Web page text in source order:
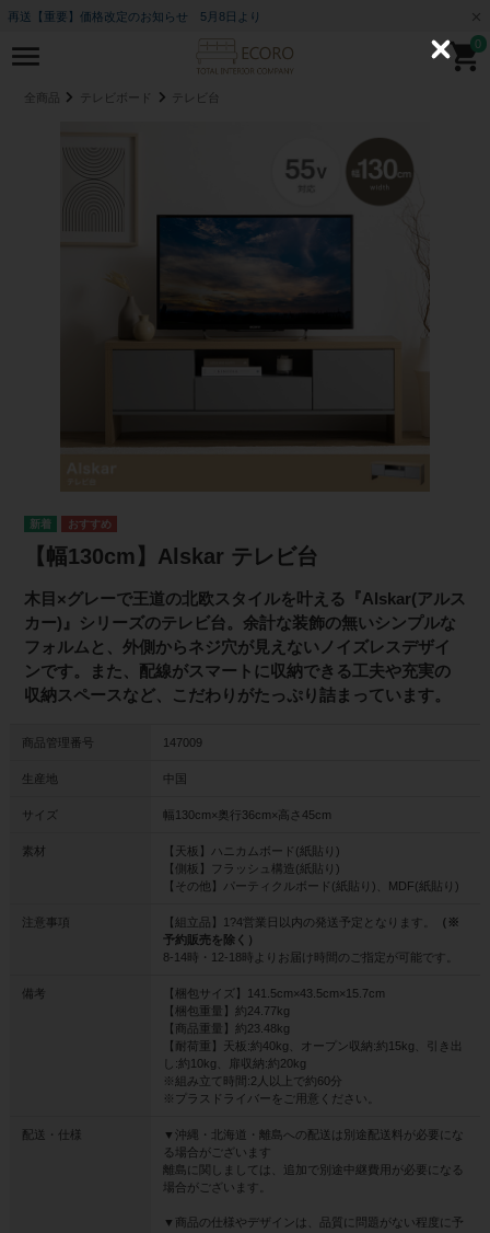
再送【重要】価格改定のお知らせ 5月8日より
0
全商品 テレビボード テレビ台
【幅130cm】Alskar テレビ台
木目×グレーで王道の北欧スタイルを叶える『Alskar(アルス
カー)』シリーズのテレビ台。余計な装飾の無いシンプルな
フォルムと、外側からネジ穴が見えないノイズレスデザイ
ンです。また、配線がスマートに収納できる工夫や充実の
収納スペースなど、こだわりがたっぷり詰まっています。
商品管理番号 147009
生産地 中国
サイズ 幅130cm×奥行36cm×高さ45cm
素材
【天板】ハニカムボード(紙貼り)
【側板】フラッシュ構造(紙貼り)
【その他】パーティクルボード(紙貼り)、MDF(紙貼り)
注意事項 【組立品】1?4営業日以内の発送予定となります。
（※
予約販売を除く）
8-14時・12-18時よりお届け時間のご指定が可能です。
備考
【梱包サイズ】141.5cm×43.5cm×15.7cm
【梱包重量】約24.77kg
【商品重量】約23.48kg
【耐荷重】天板:約40kg、オープン収納:約15kg、引き出
し:約10kg、扉収納:約20kg
※組み立て時間:2人以上で約60分
※プラスドライバーをご用意ください。
配送・仕様
▼沖縄・北海道・離島への配送は別途配送料が必要にな
る場合がございます
離島に関しましては、追加で別途中継費用が必要になる
場合がございます。
▼商品の仕様やデザインは、品質に問題がない程度に予
C